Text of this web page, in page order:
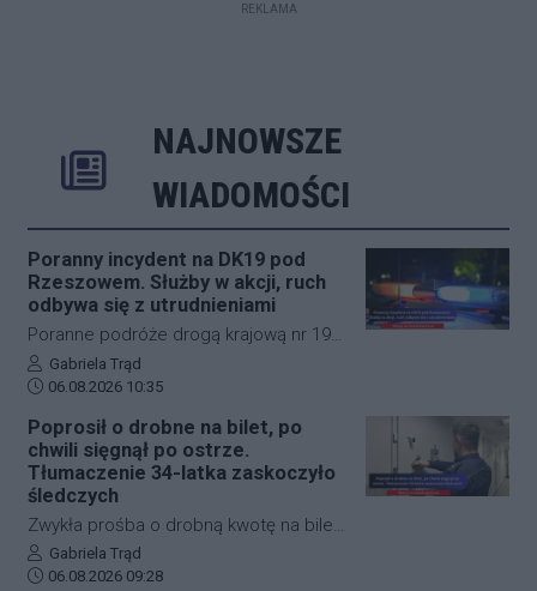
REKLAMA
NAJNOWSZE
WIADOMOŚCI
Poranny incydent na DK19 pod
Rzeszowem. Służby w akcji, ruch
odbywa się z utrudnieniami
Poranne podróże drogą krajową nr 19
w okolicach Rzeszowa zostały nagle
zakłócone przez niebezpieczne
zdarzenie drogowe. W miejscowości
Boguchwała doszło do zderzenia
samochodu osobowego z rowerzystą.
Na miejscu pracują służby ratunkowe, a
policja prowadzi czynności
wyjaśniające i dba o zachowanie
płynności przejazdu.
Autor artykułu:
Gabriela Trąd
Data dodania artykułu:
06.08.2026 10:35
Poprosił o drobne na bilet, po
chwili sięgnął po ostrze.
Tłumaczenie 34-latka zaskoczyło
śledczych
Zwykła prośba o drobną kwotę na bilet
w ułamku sekundy przerodziła się w
groźną sytuację. Na ulicy Okulickiego w
Autor artykułu:
Gabriela Trąd
Data dodania artykułu:
06.08.2026 09:28